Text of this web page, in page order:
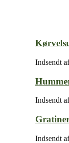
Indsendt
Indsendt
Indsendt